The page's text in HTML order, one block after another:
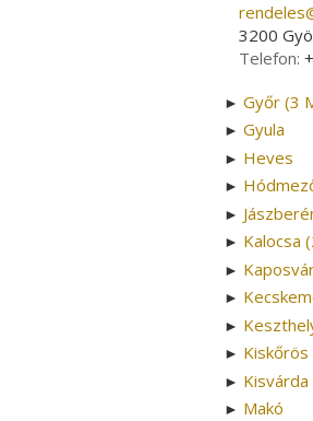
3200
Telefon:
► Győr (3
► Gyula
► Heves
►
►
► Kalocsa
►
►
►
► Kiskőrös
► Kisvárda
► Makó